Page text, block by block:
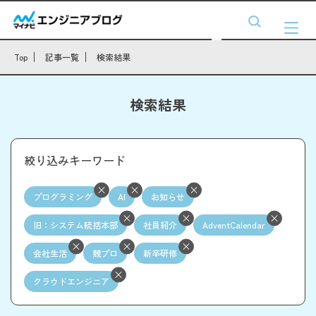
Top 記事一覧 検索結果
検索結果
絞り込みキーワード
プログラミング AI お知らせ
旧：システム統括本部 社員紹介 AdventCalendar
会社生活 競プロ 新卒研修
クラウドエンジニア